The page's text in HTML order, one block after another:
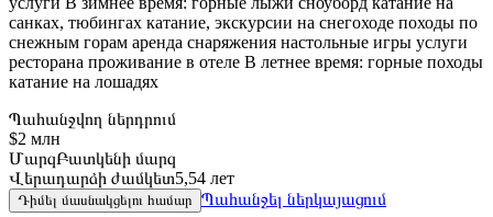
санках, тюбингах катание, экскурсии на снегоходе походы по
снежным горам аренда снаряжения настольные игры услуги
ресторана проживание в отеле В летнее время: горные походы
катание на лошадях
Պահանջվող ներդրում
$2 млн
ՄարզԲատկենի մարզ
Վերադարձի ժամկետ5,54 лет
Դիմել մասնակցելու համար Պահանջել ներկայացում